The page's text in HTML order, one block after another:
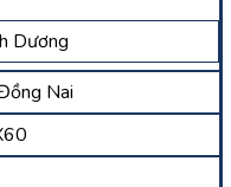
Dương
Nai